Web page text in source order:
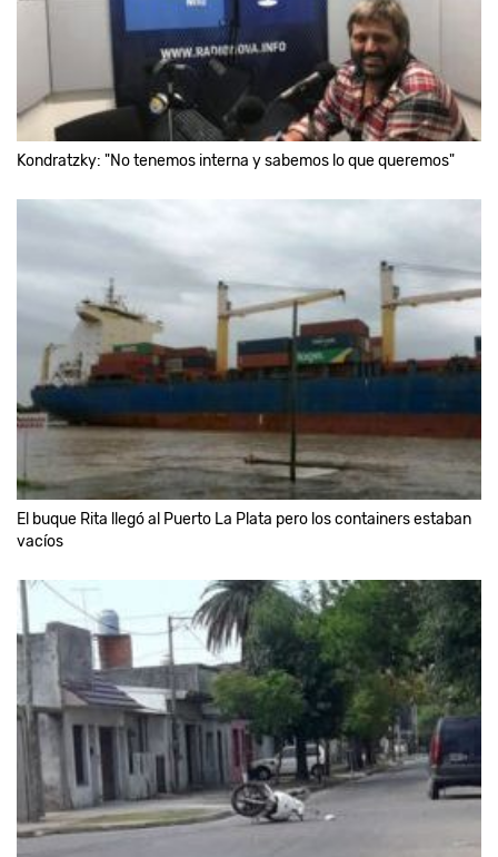
Kondratzky: "No tenemos interna y sabemos lo que queremos"
El buque Rita llegó al Puerto La Plata pero los containers estaban
vacíos